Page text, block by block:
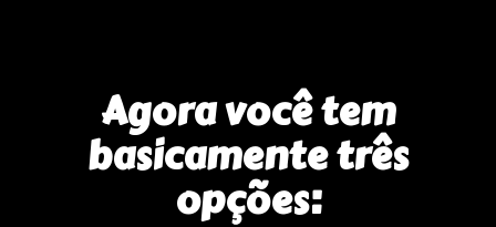
Agora você tem
basicamente três
opções: